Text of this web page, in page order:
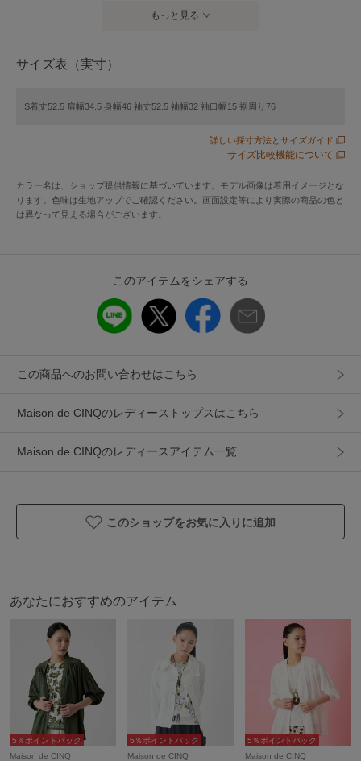
※店頭価格とは異なる場合がございます。
クルーネックのシンプルデザインカーディガン。コンパクト
ですっきりとしたシルエット。カジュアルなコーデからきれ
お召しいただけます。もちろん季節の変わり目含めシーズン
長くマルチに活躍するカーディガンです。
同素材のプルオーバー【NHFEF80150】とアンサンブル着用
■素材
トレッチ糸を芯にEcoveroTMVISCOSEの糸を巻きつける特別
ンを強めに撚糸し張り腰を持たせたストレッチ、ドライタッ
用し環境にも優しい素材です。
（ECOVEROTMは、オーストリアのレンチング社が製造す
シンプルで合わせやすく、着回しの効くカーディガン。すっ
きりとしたシルエットで、デイリーはもちろんお仕事にもマ
ッチします。パンツでもスカートにもマッチします。同素材
のプルオーバー【NHFEF80150】やカットソーやブラウス合
わせはもちろん、ワンピースに合わせたり、ボタンを閉めて
一枚着にしたりと、使い勝手の良いカーディガンです。
もっと見る
サイズ表（実寸）
S着丈52.5 肩幅34.5 身幅46 袖丈52.5 袖幅32 袖口幅15 裾周り76
詳しい採寸方法とサイズガイド
サイズ比較機能について
カラー名は、ショップ提供情報に基づいています。モデル画像は着用イメージとな
ります。色味は生地アップでご確認ください。画面設定等により実際の商品の色と
は異なって見える場合がございます。
このアイテムをシェアする
この商品へのお問い合わせはこちら
Maison de CINQのレディーストップスはこちら
Maison de CINQのレディースアイテム一覧
このショップをお気に入りに追加
あなたにおすすめのアイテム
5％ポイントバック
Maison de CINQ
5％ポイントバック
Maison de CINQ
5％ポイントバック
Maison de CINQ